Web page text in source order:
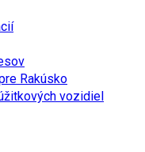
Rakúsko
vozidiel